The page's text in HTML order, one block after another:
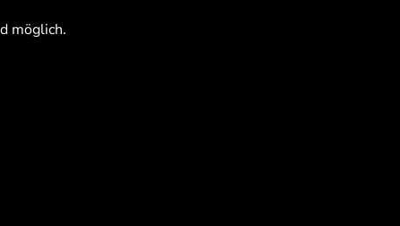
möglich.